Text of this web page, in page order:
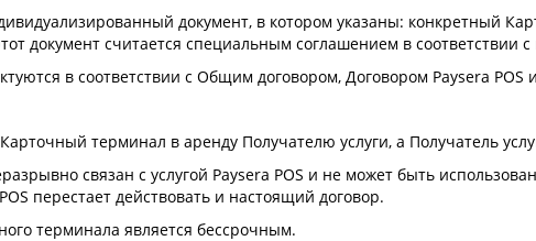
документ, в котором указаны: конкретный
документ считается специальным соглашением в соответствии
в соответствии с Общим договором, Договором Paysera
Карточный терминал в аренду Получателю услуги, а Получатель
связан с услугой Paysera POS и не может быть
перестает действовать и настоящий договор.
терминала является бессрочным.